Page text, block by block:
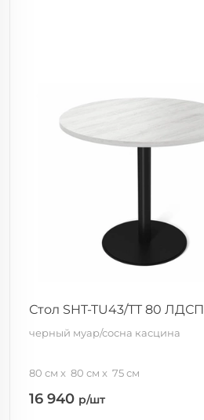
Стол SHT-TU43/TT 80 ЛДСП
черный муар/сосна касцина
80 см 80 см 75 см
16 940 р/шт